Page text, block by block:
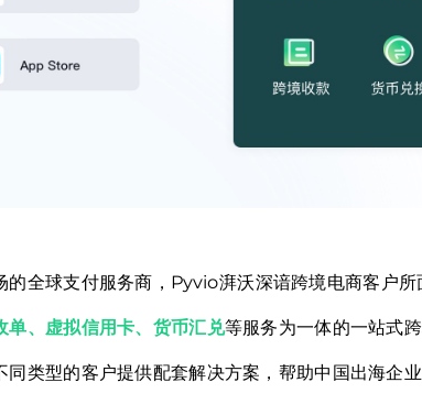
的全球支付服务商，Pyvio湃沃深谙跨境电商客户
单、虚拟信用卡、货币汇兑等服务为一体的一站式
同类型的客户提供配套解决方案，帮助中国出海企